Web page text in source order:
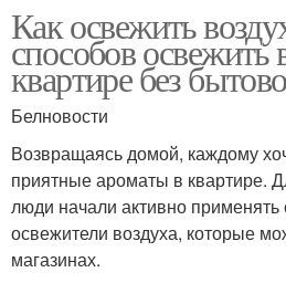
Как освежить
способов освежить
квартире без
Белновости
Возвращаясь домой, каждому
приятные ароматы в квартире.
люди начали активно
освежители воздуха, которые
магазинах.